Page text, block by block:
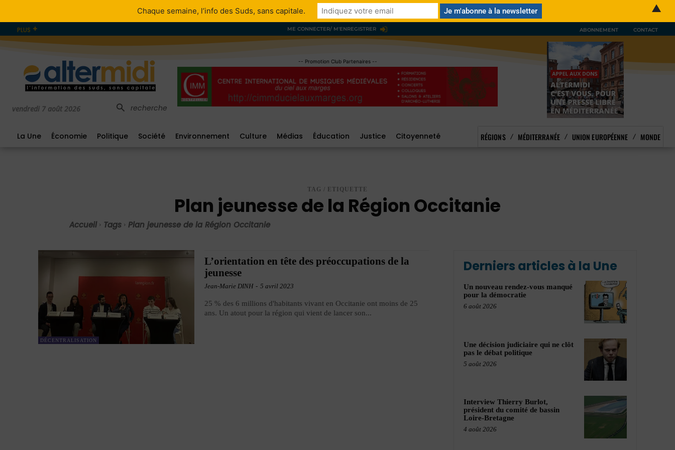
PLUS ME CONNECTER/ M'ENREGISTRER ABONNEMENT CONTACT
vendredi 7 août 2026 recherche
-- Promotion Club Partenaires --
La Une Économie Politique Société Environnement Culture Médias Éducation Justice Citoyenneté RÉGIONS MÉDITERRANÉE UNION EUROPÉENNE MONDE
TAG / ETIQUETTE
Plan jeunesse de la Région Occitanie
Accueil Tags Plan jeunesse de la Région Occitanie
DÉCENTRALISATION
L’orientation en tête des préoccupations de la
jeunesse
Jean-Marie DINH - 5 avril 2023
25 % des 6 millions d'habitants vivant en Occitanie ont moins de 25
ans. Un atout pour la région qui vient de lancer son...
Derniers articles à la Une
Un nouveau rendez-vous manqué
pour la démocratie
6 août 2026
Une décision judiciaire qui ne clôt
pas le débat politique
5 août 2026
Interview Thierry Burlot,
président du comité de bassin
Loire-Bretagne
4 août 2026
Chaque semaine, l’info des Suds, sans capitale. ▲